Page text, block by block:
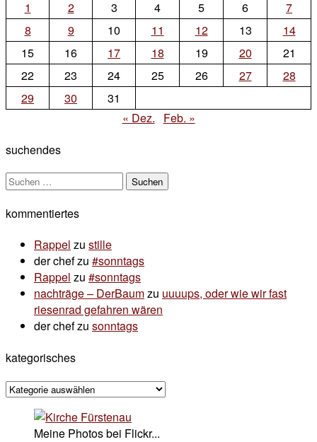
1
2 3 4 5 6
7
8
9 10 11 12 13
14
15
16 17 18 19 20
21
22
23 24 25 26 27
28
29
30
31
« Dez.
Feb. »
suchendes
Suchen
kommentiertes
Rappel zu stille
der chefzu #sonntags
Rappel zu #sonntags
nachträge – DerBaumzu uuuups, oder wie wir fast
riesenrad gefahren wären
der chefzu sonntags
kategorisches
kategorisches
Meine Photos bei Flickr...